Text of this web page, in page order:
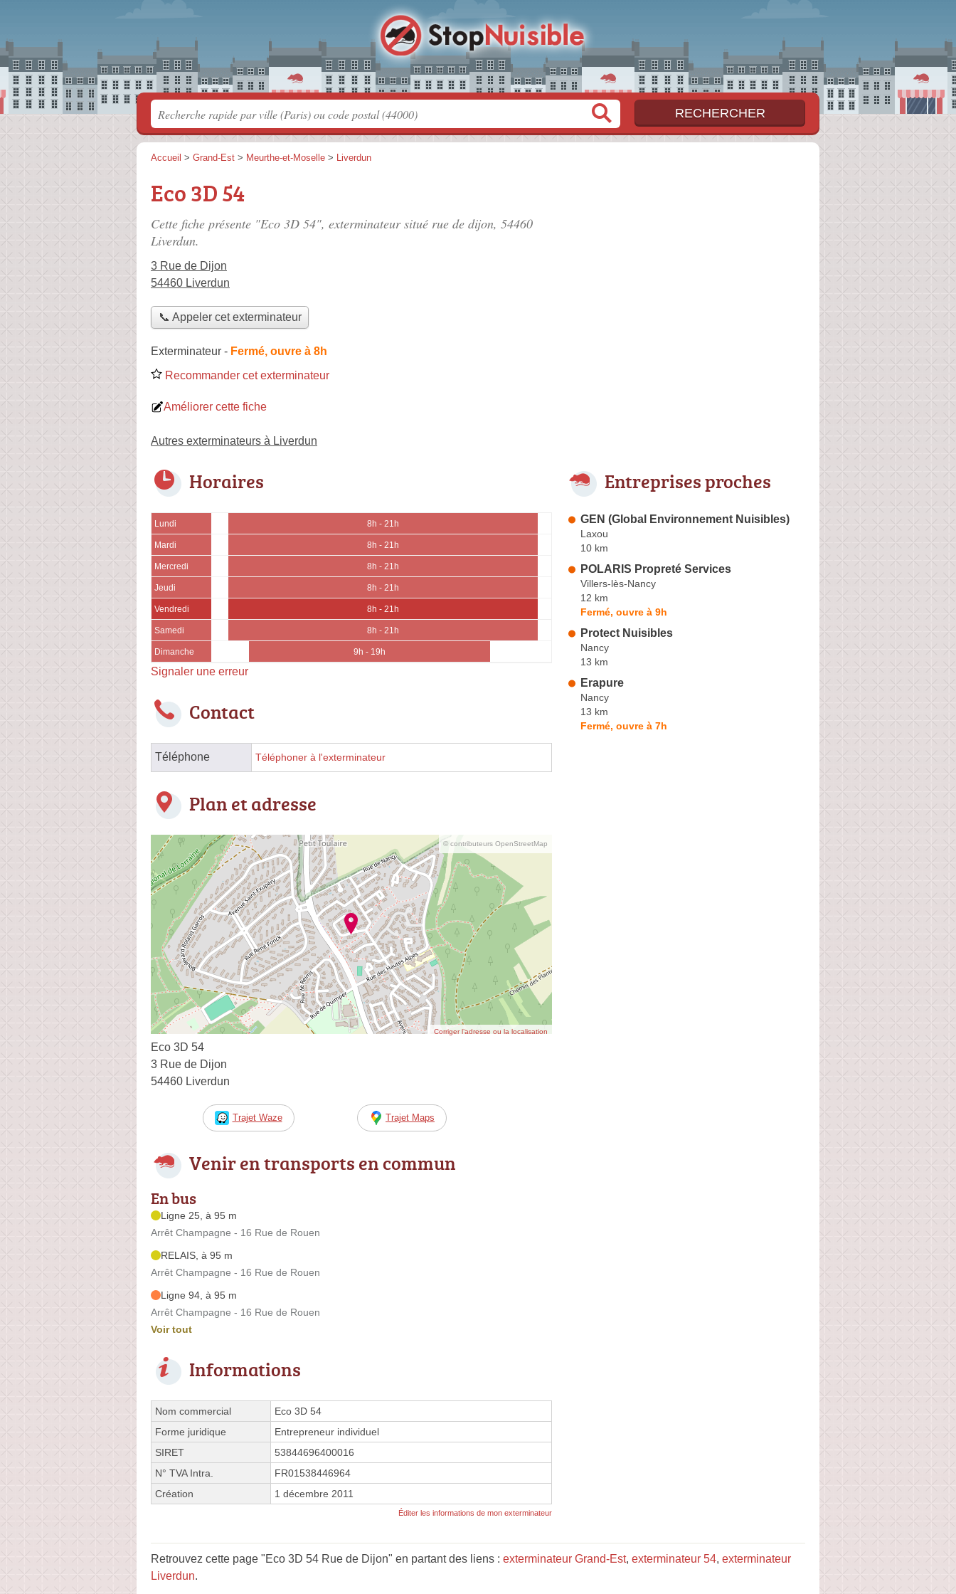
Accueil > Grand-Est > Meurthe-et-Moselle > Liverdun
Eco 3D 54
Cette fiche présente "Eco 3D 54", exterminateur situé rue de dijon, 54460
Liverdun.
3 Rue de Dijon
54460 Liverdun
📞 Appeler cet exterminateur
Exterminateur - Fermé, ouvre à 8h
Recommander cet exterminateur
Améliorer cette fiche
Autres exterminateurs à Liverdun
Horaires
Lundi 8h - 21h
Mardi 8h - 21h
Mercredi 8h - 21h
Jeudi 8h - 21h
Vendredi 8h - 21h
Samedi 8h - 21h
Dimanche 9h - 19h
Signaler une erreur
Contact
Téléphone Téléphoner à l'exterminateur
Plan et adresse
© contributeurs OpenStreetMap
Corriger l’adresse ou la localisation
Eco 3D 54
3 Rue de Dijon
54460 Liverdun
Trajet Waze Trajet Maps
Venir en transports en commun
En bus
Ligne 25, à 95 m
Arrêt Champagne - 16 Rue de Rouen
RELAIS, à 95 m
Arrêt Champagne - 16 Rue de Rouen
Ligne 94, à 95 m
Arrêt Champagne - 16 Rue de Rouen
Voir tout
Informations
Nom commercial
Eco 3D 54
Forme juridique
Entrepreneur individuel
SIRET
53844696400016
N° TVA Intra.
FR01538446964
Création
1 décembre 2011
Éditer les informations de mon exterminateur
Entreprises proches
GEN (Global Environnement Nuisibles)
Laxou
10 km
POLARIS Propreté Services
Villers-lès-Nancy
12 km
Fermé, ouvre à 9h
Protect Nuisibles
Nancy
13 km
Erapure
Nancy
13 km
Fermé, ouvre à 7h
Retrouvez cette page "Eco 3D 54 Rue de Dijon" en partant des liens : exterminateur Grand-Est, exterminateur 54, exterminateur
Liverdun.